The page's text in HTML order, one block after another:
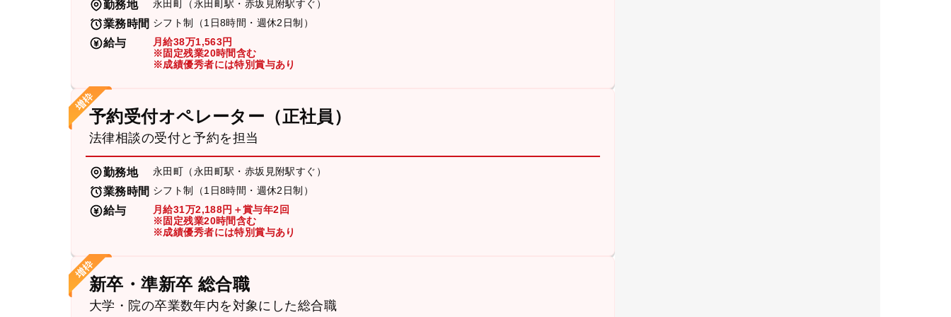
勤務地 永田町（永田町駅・赤坂見附駅すぐ）
業務時間 シフト制（1日8時間・週休2日制）
給与
月給38万1,563円
※固定残業20時間含む
※成績優秀者には特別賞与あり
予約受付オペレーター（正社員）
法律相談の受付と予約を担当
勤務地 永田町（永田町駅・赤坂見附駅すぐ）
業務時間 シフト制（1日8時間・週休2日制）
給与
月給31万2,188円＋賞与年2回
※固定残業20時間含む
※成績優秀者には特別賞与あり
新卒・準新卒 総合職
大学・院の卒業数年内を対象にした総合職